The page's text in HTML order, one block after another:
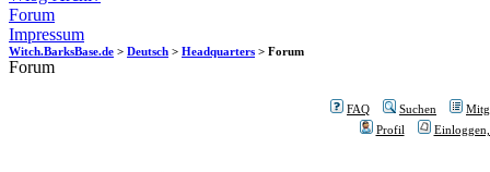
Forum
Impressum
Witch.BarksBase.de > Deutsch > Headquarters > Forum
Forum
FAQ Suchen
Profil